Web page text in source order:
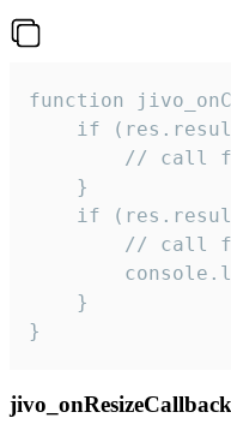
function
if
// call
    }
if
// call
    }
}
jivo_onResizeCallback